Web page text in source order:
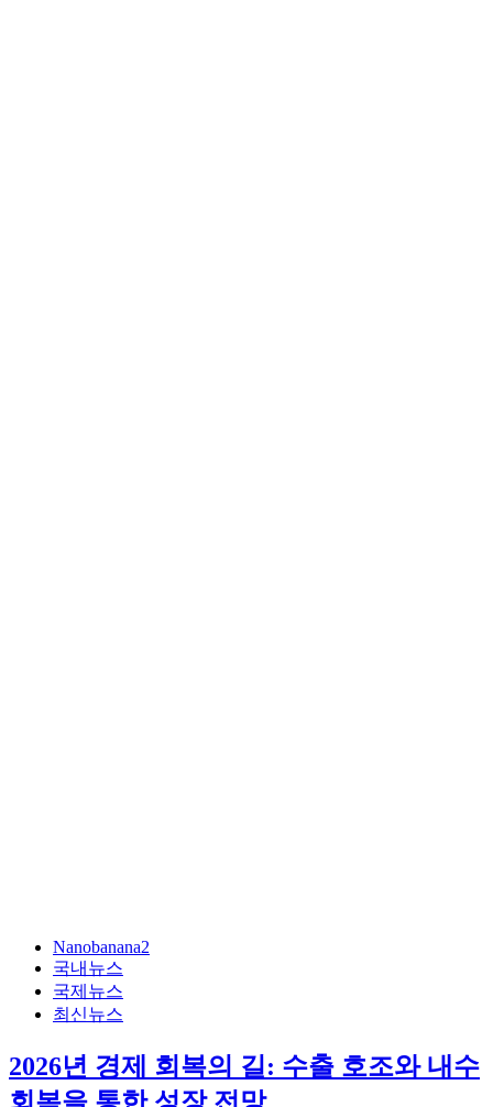
Nanobanana2
국내뉴스
국제뉴스
최신뉴스
2026년 경제 회복의 길: 수출 호조와 내수
회복을 통한 성장 전망